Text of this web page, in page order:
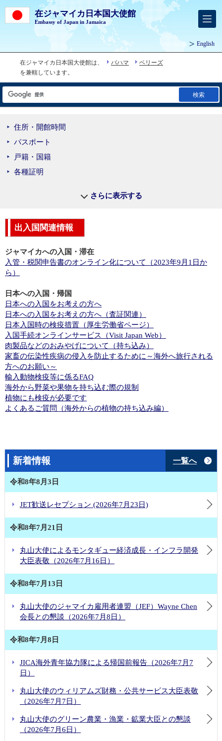
在ジャマイカ日本国大使館
Embassy of Japan in Jamaica
English
在ジャマイカ日本国大使館は、 バハマ
ベリーズ
を兼轄しています。
検索
さらに表示する
住所・開館時間
パスポート
戸籍・国籍
各種証明
在外選挙
医療機関情報
政治・経済月間情勢
出入国関連情報
ジャマイカへの入国・滞在
入管・税関申告書のオンライン化について（2023年9月1日か
ら）
日本への入国・帰国
日本への入国をお考えの方へ
日本への入国をお考えの方へ（査証関連）
日本入国時の検疫措置（厚生労働省ページ）
入国手続オンラインサービス（Visit Japan Web）
肉製品などのおみやげについて（持ち込み）
家畜の伝染性疾病の侵入を防止するために～海外へ旅行される
方へのお願い～
輸入動物検疫等に係るFAQ
海外から野菜や果物を持ち込む際の規制
植物にも検疫が必要です
よくあるご質問（海外からの植物の持ち込み編）
新着情報 一覧へ
令和8年8月3日
JET歓送レセプション (2026年7月23日)
令和8年7月21日
丸山大使によるモンタギュー経済成長・インフラ開発
大臣表敬（2026年7月16日）
令和8年7月13日
丸山大使のジャマイカ雇用者連盟（JEF）Wayne Chen
会長との懇談（2026年7月8日）
令和8年7月8日
JICA海外青年協力隊による帰国前報告（2026年7月7
日）
丸山大使のウィリアムズ財務・公共サービス大臣表敬
（2026年7月7日）
丸山大使のグリーン農業・漁業・鉱業大臣との懇談
（2026年7月6日）